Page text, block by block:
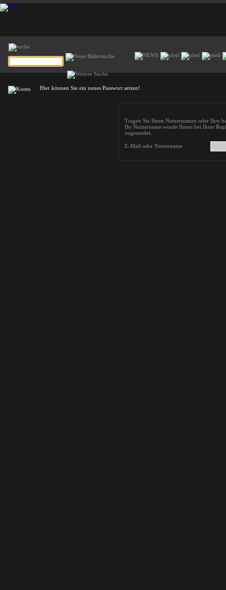
Hier können Sie ein neues Passwort setzen!
Tragen Sie Ihren Nutzernamen oder Ihre
Ihr Nutzername wurde Ihnen bei Ihrer
zugesendet.
E-Mail oder Nutzername